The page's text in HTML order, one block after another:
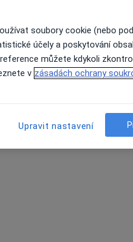
Zítra
9 Srpen
Po
10 Srpen
Út
11 Srpen
soubory cookie (nebo
účely a poskytování
můžete kdykoli
v zásadách ochrany
Upravit nastavení